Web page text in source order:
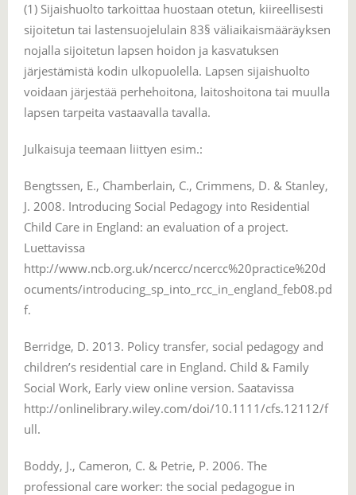
(1) Sijaishuolto tarkoittaa huostaan otetun, kiireellisesti
sijoitetun tai lastensuojelulain 83§ väliaikaismääräyksen
nojalla sijoitetun lapsen hoidon ja kasvatuksen
järjestämistä kodin ulkopuolella. Lapsen sijaishuolto
voidaan järjestää perhehoitona, laitoshoitona tai muulla
lapsen tarpeita vastaavalla tavalla.
Julkaisuja teemaan liittyen esim.:
Bengtssen, E., Chamberlain, C., Crimmens, D. & Stanley,
J. 2008. Introducing Social Pedagogy into Residential
Child Care in England: an evaluation of a project.
Luettavissa
http://www.ncb.org.uk/ncercc/ncercc%20practice%20d
ocuments/introducing_sp_into_rcc_in_england_feb08.pd
f.
Berridge, D. 2013. Policy transfer, social pedagogy and
children’s residential care in England. Child & Family
Social Work, Early view online version. Saatavissa
http://onlinelibrary.wiley.com/doi/10.1111/cfs.12112/f
ull.
Boddy, J., Cameron, C. & Petrie, P. 2006. The
professional care worker: the social pedagogue in